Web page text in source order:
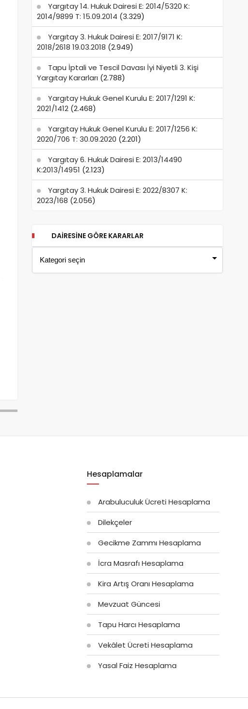
Yargıtay 14. Hukuk Dairesi E: 2014/5320 K:
2014/9899 T: 15.09.2014 (3.329)
Yargıtay 3. Hukuk Dairesi E: 2017/9171 K:
2018/2618 19.03.2018 (2.949)
Tapu İptali ve Tescil Davası İyi Niyetli 3. Kişi
Yargıtay Kararları (2.788)
Yargıtay Hukuk Genel Kurulu E: 2017/1291 K:
2021/1412 (2.468)
Yargıtay Hukuk Genel Kurulu E: 2017/1256 K:
2020/706 T: 30.09.2020 (2.201)
Yargıtay 6. Hukuk Dairesi E: 2013/14490
K:2013/14951 (2.123)
Yargıtay 3. Hukuk Dairesi E: 2022/8307 K:
2023/168 (2.056)
DAIRESINE GÖRE KARARLAR
Hesaplamalar
Arabuluculuk Ücreti Hesaplama
Dilekçeler
Gecikme Zammı Hesaplama
İcra Masrafı Hesaplama
Kira Artış Oranı Hesaplama
Mevzuat Güncesi
Tapu Harcı Hesaplama
Vekâlet Ücreti Hesaplama
Yasal Faiz Hesaplama